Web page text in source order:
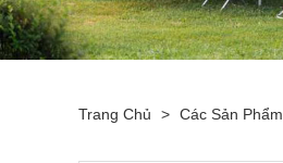
Trang Chủ > Các Sản Phẩm